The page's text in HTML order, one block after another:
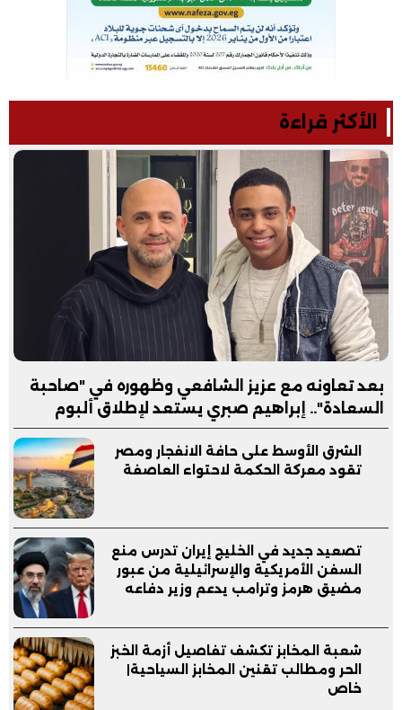
الأكثر قراءة
بعد تعاونه مع عزيز الشافعي وظهوره في "صاحبة
السعادة".. إبراهيم صبري يستعد لإطلاق ألبوم
"كلام"
الشرق الأوسط على حافة الانفجار ومصر
تقود معركة الحكمة لاحتواء العاصفة
تصعيد جديد في الخليج إيران تدرس منع
السفن الأمريكية والإسرائيلية من عبور
مضيق هرمز وترامب يدعم وزير دفاعه
شعبة المخابز تكشف تفاصيل أزمة الخبز
الحر ومطالب تقنين المخابز السياحية|
خاص